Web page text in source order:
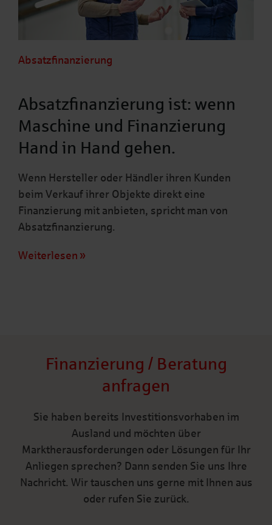
Absatzfinanzierung
Absatzfinanzierung ist: wenn
Maschine und Finanzierung
Hand in Hand gehen.
Wenn Hersteller oder Händler ihren Kunden
beim Verkauf ihrer Objekte direkt eine
Finanzierung mit anbieten, spricht man von
Absatzfinanzierung.
Weiterlesen
Finanzierung / Beratung
anfragen
Sie haben bereits Investitionsvorhaben im
Ausland und möchten über
Marktherausforderungen oder Lösungen für Ihr
Anliegen sprechen? Dann senden Sie uns Ihre
Nachricht. Wir tauschen uns gerne mit Ihnen aus
oder rufen Sie zurück.